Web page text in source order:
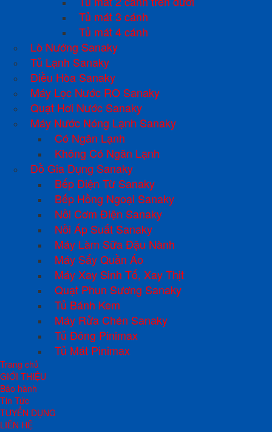
Tủ mát 3 cánh
Tủ mát 4 cánh
Lò Nướng Sanaky
Tủ Lạnh Sanaky
Điều Hòa Sanaky
Máy Lọc Nước RO Sanaky
Quạt Hơi Nước Sanaky
Máy Nước Nóng Lạnh Sanaky
Có Ngăn Lạnh
Không Có Ngăn Lạnh
Đồ Gia Dụng Sanaky
Bếp Điện Từ Sanaky
Bếp Hồng Ngoại Sanaky
Nồi Cơm Điện Sanaky
Nồi Áp Suất Sanaky
Máy Làm Sữa Đậu Nành
Máy Sấy Quần Áo
Máy Xay Sinh Tố, Xay Thịt
Quạt Phun Sương Sanaky
Tủ Bánh Kem
Máy Rửa Chén Sanaky
Tủ Đông Pinimax
Tủ Mát Pinimax
Trang chủ
GIỚI THIỆU
Bảo hành
Tin Tức
TUYỂN DỤNG
LIÊN HỆ